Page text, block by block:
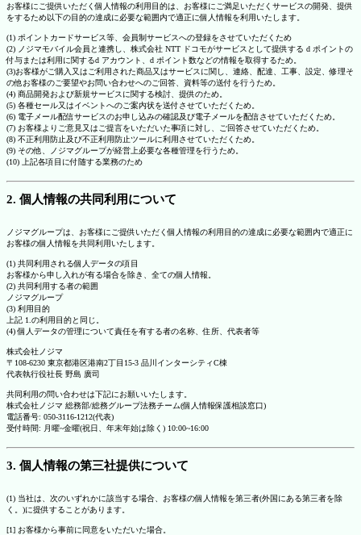
お客様にご提供いただく個人情報の利用目的は、お客様にご満足いただくサービスの開発、提供
をするため以下の目的の達成に必要な範囲内で適正に個人情報を利用いたします。
(1) ポイントカードサービス等、会員制サービスへの登録をさせていただくため
(2) ノジマモバイル会員と連携し、株式会社 NTT ドコモがサービスとして提供する d ポイントの
付与または利用に関するd アカウント、d ポイント数などの情報を取得するため。
(3)お客様がご購入又はご利用された商品又はサービスに関し、連絡、配達、工事、設定、修理そ
の他お客様のご要望やお問い合わせへのご回答、資料等の送付を行うため。
(4) 商品開発および新規サービスに関する検討、提供のため。
(5) 各種セール又はイベントへのご案内状を送付させていただくため。
(6) 電子メール配信サービスのお申し込みの確認及び電子メールを配信させていただくため。
(7) お客様よりご意見又はご提言をいただいた事項に対し、ご回答させていただくため。
(8) 不正利用防止及び不正利用防止ツールに利用させていただくため。
(9) その他、ノジマグループが経営上必要な各種管理を行うため。
(10) 上記各項目に付随する業務のため
2. 個人情報の共同利用について
ノジマグループは、お客様にご提供いただく個人情報の利用目的の達成に必要な範囲内で適正に
お客様の個人情報を共同利用いたします。
(1) 共同利用される個人データの項目
お客様から申し入れが有る場合を除き、全ての個人情報。
(2) 共同利用する者の範囲
ノジマグループ
(3) 利用目的
上記 1.の利用目的と同じ。
(4) 個人データの管理について責任を有する者の名称、住所、代表者等
株式会社ノジマ
〒108-6230 東京都港区港南2丁目15-3 品川インターシティC棟
代表執行役社長 野島 廣司
共同利用の問い合わせは下記にお願いいたします。
株式会社ノジマ 総務部/総務グループ法務チーム(個人情報保護相談窓口)
電話番号: 050-3116-1212(代表)
受付時間: 月曜~金曜(祝日、年末年始は除く) 10:00~16:00
3. 個人情報の第三社提供について
(1) 当社は、次のいずれかに該当する場合、お客様の個人情報を第三者(外国にある第三者を除
く。)に提供することがあります。
[1] お客様から事前に同意をいただいた場合。